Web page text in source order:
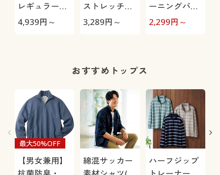
レギュラーフ
ィットイージ
4,939円～
ストレッチパ
ンツ(ヨコスト
3,289円～
ーニングパン
ツ(フィラ)股
2,299円～
おすすめトップス
【男女兼用】
最大50%OFF
綿混サッカー
ハーフジップ